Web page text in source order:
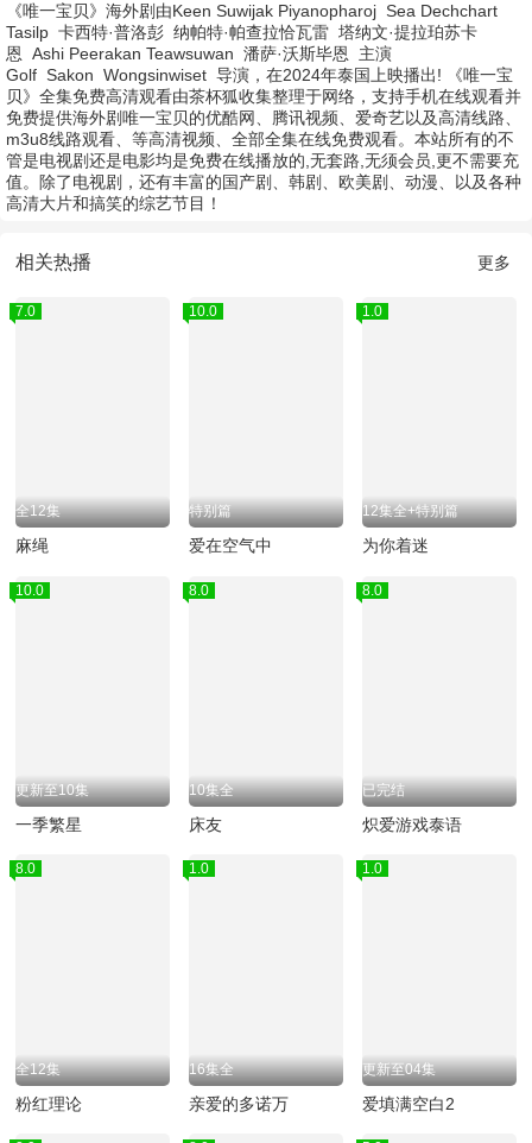
《唯一宝贝》海外剧由Keen Suwijak Piyanopharoj Sea Dechchart
Tasilp 卡西特·普洛彭 纳帕特·帕查拉恰瓦雷 塔纳文·提拉珀苏卡
恩 Ashi Peerakan Teawsuwan 潘萨·沃斯毕恩 主演
Golf Sakon Wongsinwiset 导演，在2024年泰国上映播出! 《唯一宝
贝》全集免费高清观看由茶杯狐收集整理于网络，支持手机在线观看并
免费提供海外剧唯一宝贝的优酷网、腾讯视频、爱奇艺以及高清线路、
m3u8线路观看、等高清视频、全部全集在线免费观看。本站所有的不
管是电视剧还是电影均是免费在线播放的,无套路,无须会员,更不需要充
值。除了电视剧，还有丰富的国产剧、韩剧、欧美剧、动漫、以及各种
高清大片和搞笑的综艺节目！
相关热播 更多
7.0
全12集
麻绳
10.0
特别篇
爱在空气中
1.0
12集全+特别篇
为你着迷
10.0
更新至10集
一季繁星
8.0
10集全
床友
8.0
已完结
炽爱游戏泰语
8.0
全12集
粉红理论
1.0
16集全
亲爱的多诺万
1.0
更新至04集
爱填满空白2